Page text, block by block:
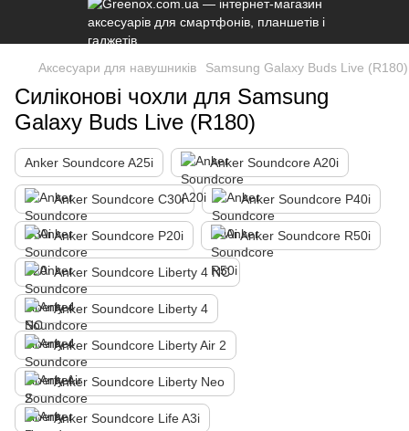
Аксесуари для навушників Samsung Galaxy Buds Live (R180)
Силіконові чохли для Samsung
Galaxy Buds Live (R180)
Anker Soundcore A25i Anker Soundcore A20i
Anker Soundcore C30i Anker Soundcore P40i
Anker Soundcore P20i Anker Soundcore R50i
Anker Soundcore Liberty 4 NC
Anker Soundcore Liberty 4
Anker Soundcore Liberty Air 2
Anker Soundcore Liberty Neo
Anker Soundcore Life A3i